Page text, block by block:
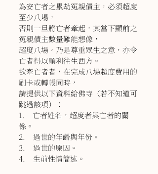
為安亡者之累劫冤親債主，必須超度
至少八場，
否則一旦將亡者牽起，其當下顯前之
冤親債主數量難能想像，
超度八場，乃是尊重眾生之意，亦令
亡者得以順利往生西方。
欲牽亡者者，在完成八場超度費用的
刷卡或轉帳同時，
請提供以下資料給佛寺（若不知道可
跳過該項）：
1. 亡者姓名，超度者與亡者的關
係。
2. 過世的年齡與年份。
3. 過世的原因。
4. 生前性情簡述。